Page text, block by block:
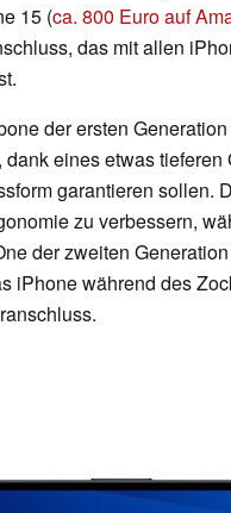
15 (ca. 800 Euro auf
das mit allen
der ersten
eines etwas
garantieren sollen.
zu verbessern,
der zweiten
iPhone während des